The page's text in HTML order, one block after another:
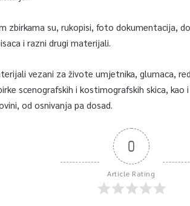
zbirkama su, rukopisi, foto dokumentacija,
i razni drugi materijali.
vezani za živote umjetnika, glumaca,
scenografskih i kostimografskih skica,
od osnivanja pa dosad.
0
Article Rating